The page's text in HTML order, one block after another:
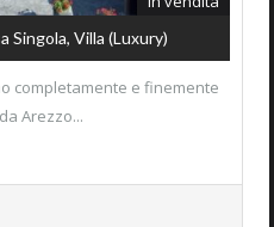
Singola, Villa (luxury)
completamente e finemente
Arezzo...